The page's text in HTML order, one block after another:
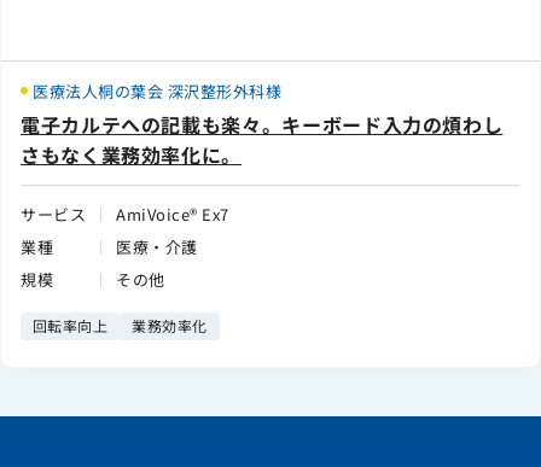
医療法人桐の葉会 深沢整形外科様
電子カルテへの記載も楽々。キーボード入力の煩わし
さもなく業務効率化に。
サービス
AmiVoice® Ex7
業種
医療・介護
規模
その他
回転率向上 業務効率化